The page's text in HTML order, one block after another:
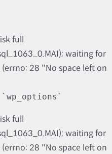
full
waiting for
28 "No space left on
`wp_options`
full
waiting for
28 "No space left on